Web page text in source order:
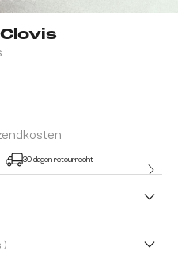
30 dagen retourrecht
( Ottomane Links )